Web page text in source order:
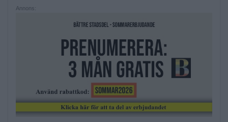
Annons: